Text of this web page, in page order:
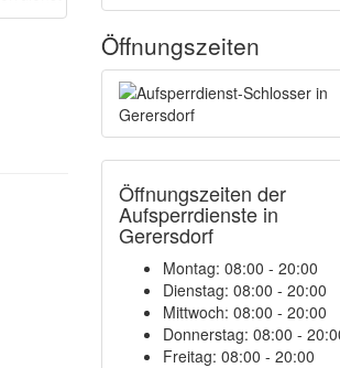
Öffnungszeiten
Öffnungszeiten der
Aufsperrdienste in
Gerersdorf
Montag: 08:00 - 20:00
Dienstag: 08:00 - 20:00
Mittwoch: 08:00 - 20:00
Donnerstag: 08:00 -
Freitag: 08:00 - 20:00